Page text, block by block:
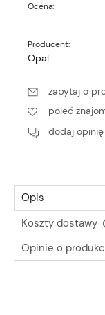
Ocena:
Producent:
Opal
zapytaj o
poleć
dodaj opinię
Opis
Koszty dostawy
Cena nie zawiera
Opinie o